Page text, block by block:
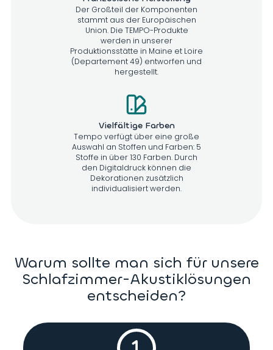
Der Großteil der Komponenten
stammt aus der Europäischen
Union. Die TEMPO-Produkte
werden in unserer
Produktionsstätte in Maine et Loire
(Departement 49) entworfen und
hergestellt.
Vielfältige Farben
Tempo verfügt über eine große
Auswahl an Stoffen und Farben: 5
Stoffe in über 130 Farben. Durch
den Digitaldruck können die
Dekorationen zusätzlich
individualisiert werden.
Warum sollte man sich für unsere
Schlafzimmer-Akustiklösungen
entscheiden?